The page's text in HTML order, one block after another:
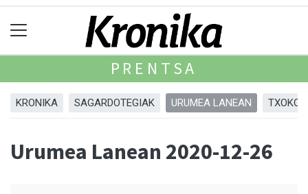
PRENTSA
KRONIKA SAGARDOTEGIAK URUMEA LANEAN
Urumea Lanean 2020-12-26